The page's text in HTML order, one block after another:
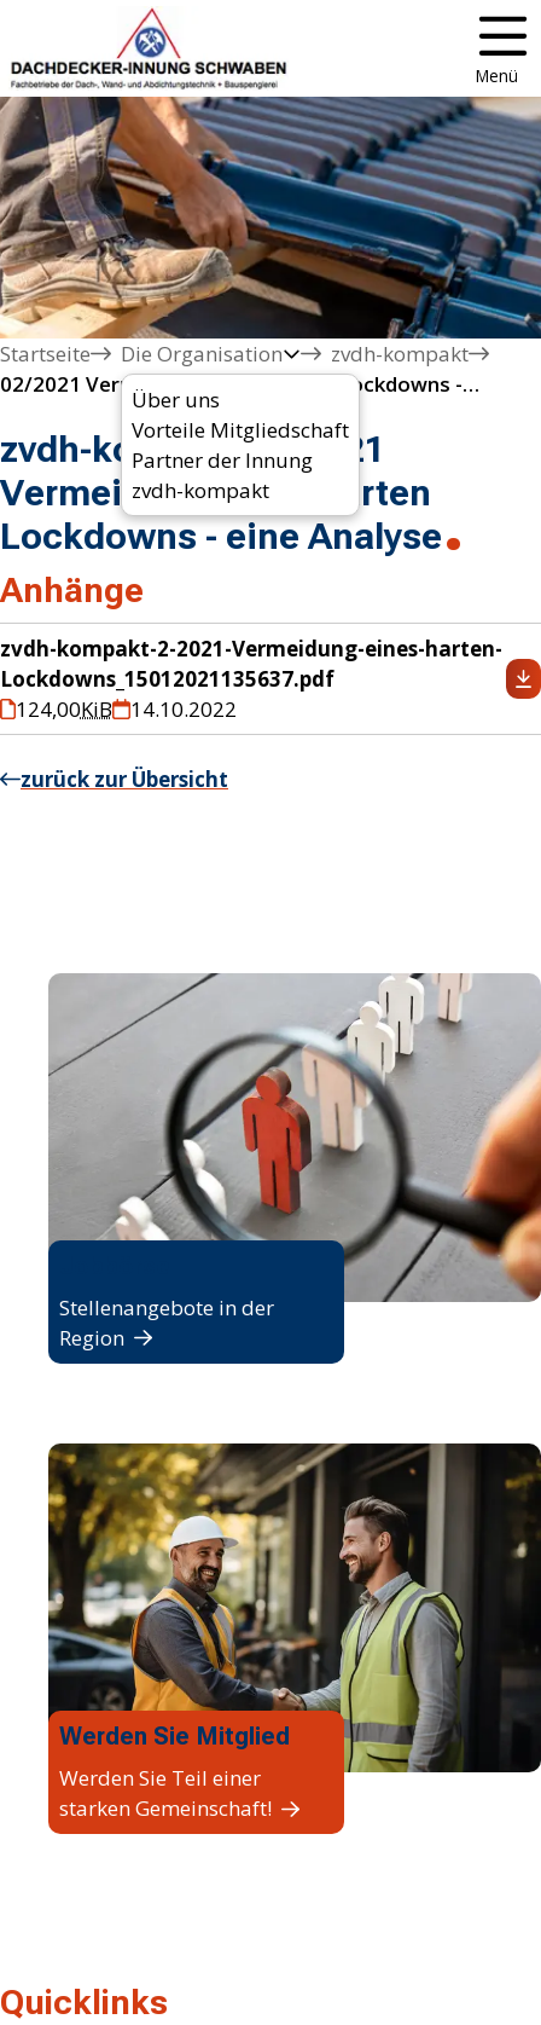
Menü
Startseite
Die Organisation
Über uns
Vorteile Mitgliedschaft
Partner der Innung
zvdh-kompakt
zvdh-kompakt
02/2021 Vermeidung eines harten Lockdowns - eine Analyse
zvdh-kompakt 02/2021
Vermeidung eines harten
Lockdowns - eine Analyse
Anhänge
zvdh-kompakt-2-2021-Vermeidung-eines-harten-
Lockdowns_15012021135637.pdf
124,00KiB 14.10.2022
zurück zur Übersicht
Stellenangebote in der
Region
Werden Sie Mitglied
Werden Sie Teil einer
starken Gemeinschaft!
Quicklinks